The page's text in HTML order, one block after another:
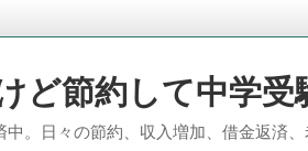
ど節約して中学
中。日々の節約、収入増加、借金返済